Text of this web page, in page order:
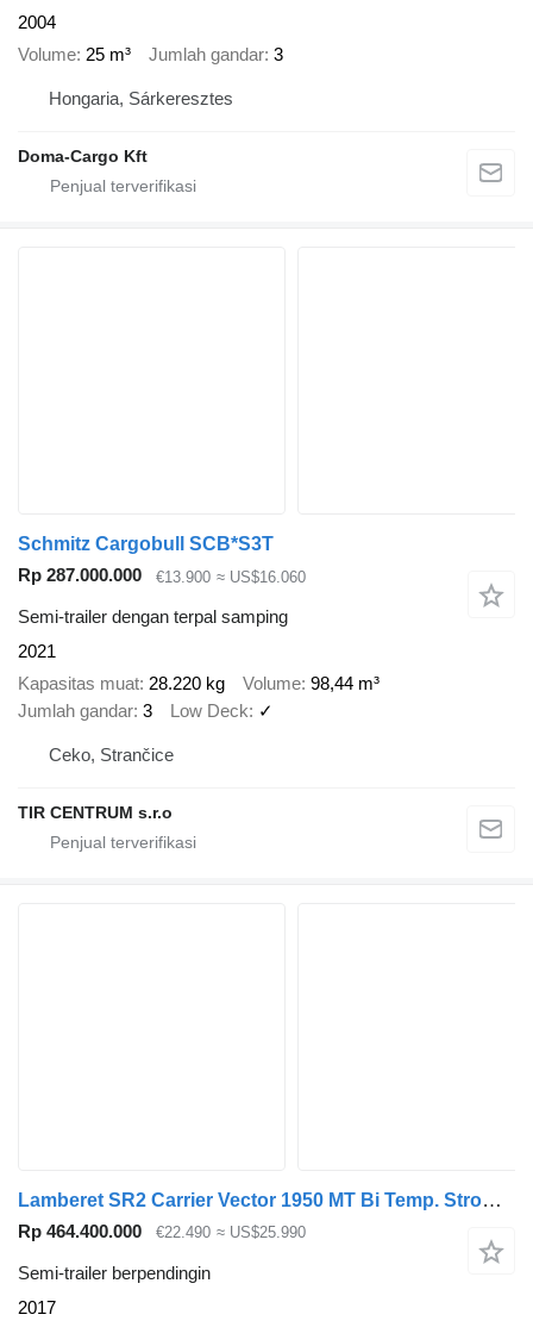
2004
Volume 25 m³ Jumlah gandar 3
Hongaria, Sárkeresztes
Doma-Cargo Kft
Schmitz Cargobull SCB*S3T
Rp 287.000.000
€13.900 ≈ US$16.060
Semi-trailer dengan terpal samping
2021
Kapasitas muat 28.220 kg Volume 98,44 m³
Jumlah gandar 3 Low Deck ✓
Ceko, Strančice
TIR CENTRUM s.r.o
Lamberet SR2 Carrier Vector 1950 MT Bi Temp. Strom 2,65m
Rp 464.400.000 €22.490 ≈ US$25.990
Semi-trailer berpendingin
2017